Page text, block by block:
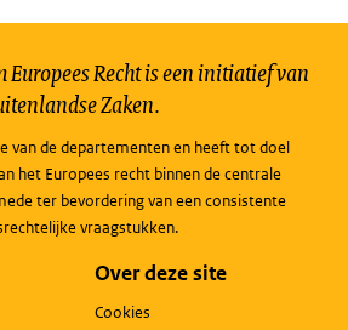
Europees Recht is een initiatief van
Zaken.
van de departementen en heeft tot doel
het Europees recht binnen de centrale
ter bevordering van een consistente
vraagstukken.
Over deze site
Cookies